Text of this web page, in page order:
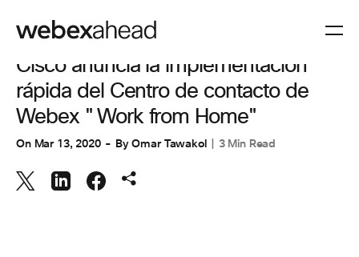
COLABORACIÓN, EXPERIENCIA DEL CLIENTE
Cisco anuncia la implementación
rápida del Centro de contacto de
Webex "Work from Home"
On Mar 13, 2020 ByOmar Tawakol 3 Min Read